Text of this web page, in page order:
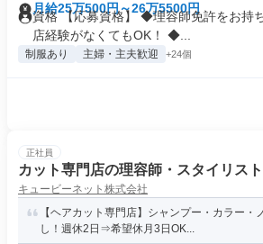
月給25万500円～26万5500円
資格 【応募資格】 ◆理容師免許をお持
店経験がなくてもOK！ ◆...
制服あり 主婦・主夫歓迎 +24個
正社員
カット専門店の理容師・スタイリス
キュービーネット株式会社
【ヘアカット専門店】シャンプー・カラー・
し！週休2日⇒希望休月3日OK...